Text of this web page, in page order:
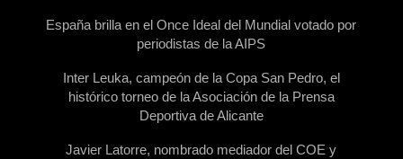
España brilla en el Once Ideal del Mundial votado por
periodistas de la AIPS
Inter Leuka, campeón de la Copa San Pedro, el
histórico torneo de la Asociación de la Prensa
Deportiva de Alicante
Javier Latorre, nombrado mediador del COE y